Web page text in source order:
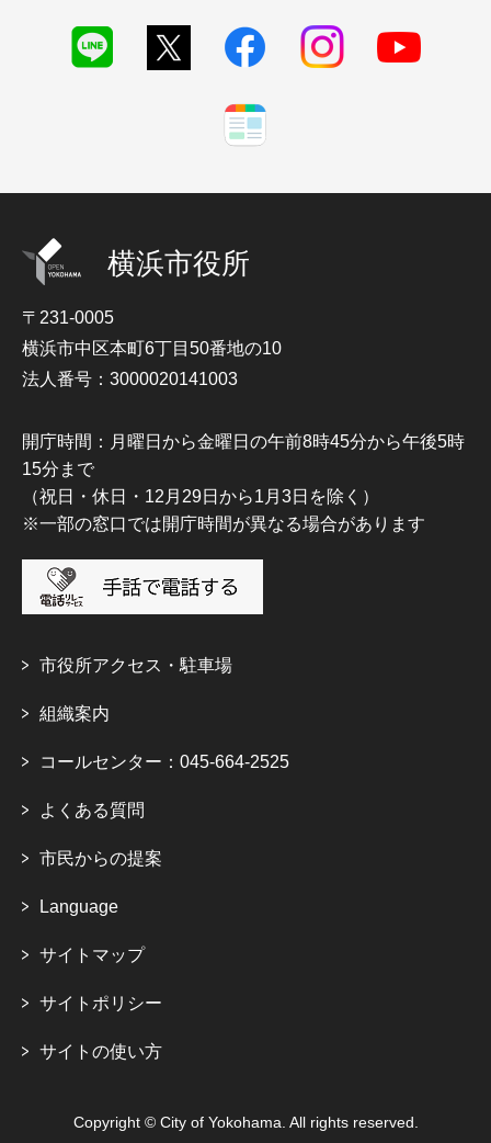
横浜市役所
〒231-0005
横浜市中区本町6丁目50番地の10
法人番号：3000020141003
開庁時間：月曜日から金曜日の午前8時45分から午後5時
15分まで
（祝日・休日・12月29日から1月3日を除く）
※一部の窓口では開庁時間が異なる場合があります
市役所アクセス・駐車場
組織案内
コールセンター：045-664-2525
よくある質問
市民からの提案
Language
サイトマップ
サイトポリシー
サイトの使い方
Copyright © City of Yokohama. All rights reserved.